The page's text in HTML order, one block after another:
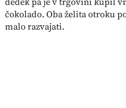
čokolado. Oba želita otroku
malo razvajati.